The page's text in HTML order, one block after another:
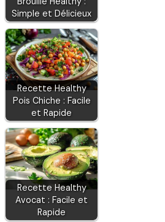
Simple et Délicieux
Recette Healthy
Pois Chiche : Facile
et Rapide
Recette Healthy
Avocat : Facile et
Rapide